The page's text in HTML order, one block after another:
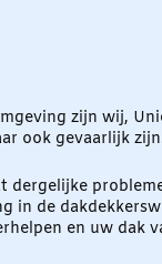
zijn wij,
ook gevaarlijk
dergelijke
in de
en uw dak